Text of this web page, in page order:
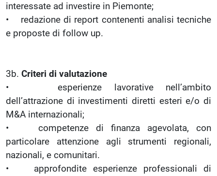
interessate ad investire in Piemonte;
• redazione di report contenenti analisi tecniche
e proposte di follow up.
3b. Criteri di valutazione
• esperienze lavorative nell’ambito
dell’attrazione di investimenti diretti esteri e/o di
M&A internazionali;
• competenze di finanza agevolata, con
particolare attenzione agli strumenti regionali,
nazionali, e comunitari.
• approfondite esperienze professionali di